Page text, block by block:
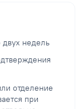
недель
отделение
при